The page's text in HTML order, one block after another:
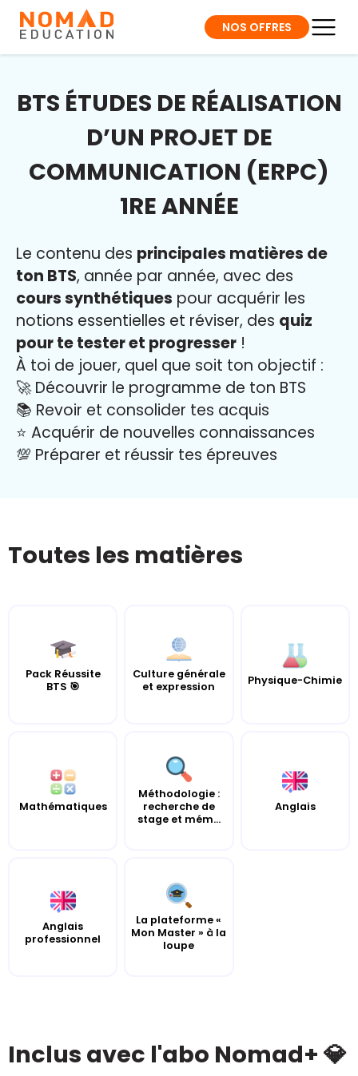
NOS OFFRES
BTS ÉTUDES DE RÉALISATION
D’UN PROJET DE
COMMUNICATION (ERPC)
1RE ANNÉE
Le contenu des principales matières de
ton BTS, année par année, avec des
cours synthétiques pour acquérir les
notions essentielles et réviser, des quiz
pour te tester et progresser !
À toi de jouer, quel que soit ton objectif :
🚀 Découvrir le programme de ton BTS
📚 Revoir et consolider tes acquis
⭐️ Acquérir de nouvelles connaissances
💯 Préparer et réussir tes épreuves
Toutes les matières
Pack Réussite
BTS 🎯
Culture générale
et expression
Physique-Chimie
Mathématiques
Méthodologie :
recherche de
stage et mém...
Anglais
Anglais
professionnel
La plateforme «
Mon Master » à la
loupe
Inclus avec l'abo Nomad+ 💎